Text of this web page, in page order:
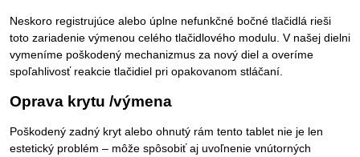
Neskoro registrujúce alebo úplne nefunkčné bočné tlačidlá rieši
toto zariadenie výmenou celého tlačidlového modulu. V našej dielni
vymeníme poškodený mechanizmus za nový diel a overíme
spoľahlivosť reakcie tlačidiel pri opakovanom stláčaní.
Oprava krytu /výmena
Poškodený zadný kryt alebo ohnutý rám tento tablet nie je len
estetický problém – môže spôsobiť aj uvoľnenie vnútorných